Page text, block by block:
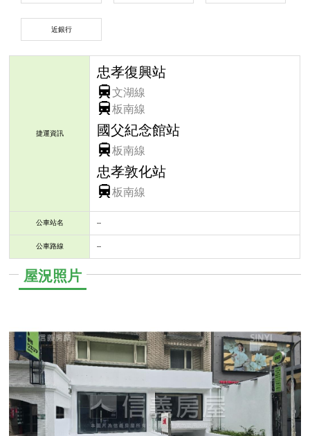
近銀行
捷運資訊
忠孝復興站
文湖線
板南線
國父紀念館站
板南線
忠孝敦化站
板南線
公車站名 --
公車路線 --
屋況照片